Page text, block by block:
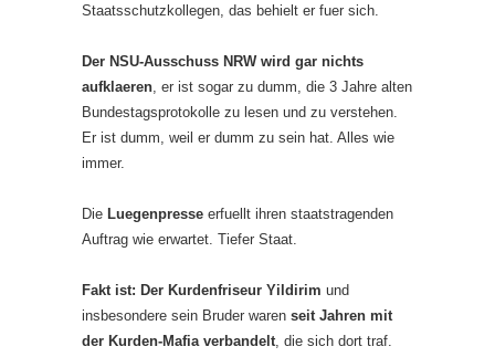
Staatsschutzkollegen, das behielt er fuer sich.
Der NSU-Ausschuss NRW wird gar nichts
aufklaeren, er ist sogar zu dumm, die 3 Jahre alten
Bundestagsprotokolle zu lesen und zu verstehen.
Er ist dumm, weil er dumm zu sein hat. Alles wie
immer.
Die Luegenpresse erfuellt ihren staatstragenden
Auftrag wie erwartet. Tiefer Staat.
Fakt ist: Der Kurdenfriseur Yildirim und
insbesondere sein Bruder waren seit Jahren mit
der Kurden-Mafia verbandelt, die sich dort traf.